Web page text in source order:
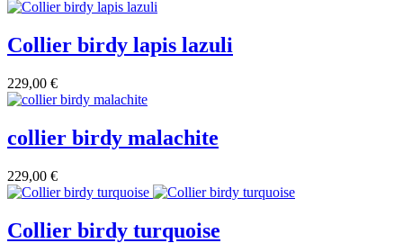
Collier birdy lapis lazuli
229,00 €
collier birdy malachite
229,00 €
Collier birdy turquoise